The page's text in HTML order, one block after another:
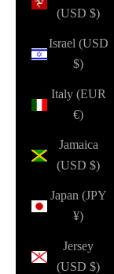
(USD $)
Israel (USD
$)
Italy (EUR
€)
Jamaica
(USD $)
Japan (JPY
¥)
Jersey
(USD $)